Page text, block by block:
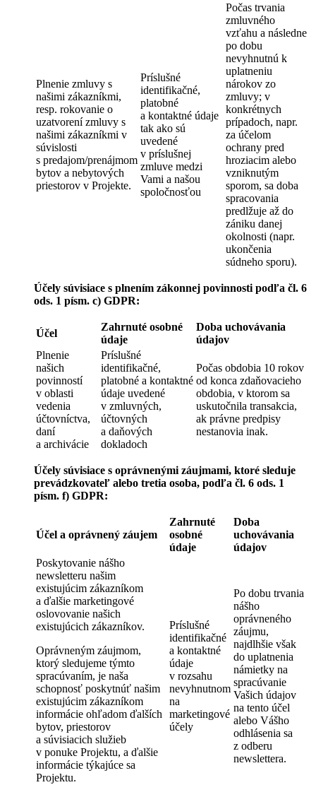
Plnenie zmluvy s
našimi zákazníkmi,
resp. rokovanie o
uzatvorení zmluvy s
našimi zákazníkmi v
súvislosti
s predajom/prenájmom
bytov a nebytových
priestorov v Projekte.
Príslušné
identifikačné,
platobné
a kontaktné údaje
tak ako sú
uvedené
v príslušnej
zmluve medzi
Vami a našou
spoločnosťou
Počas trvania
zmluvného
vzťahu a následne
po dobu
nevyhnutnú k
uplatneniu
nárokov zo
zmluvy; v
konkrétnych
prípadoch, napr.
za účelom
ochrany pred
hroziacim alebo
vzniknutým
sporom, sa doba
spracovania
predlžuje až do
zániku danej
okolnosti (napr.
ukončenia
súdneho sporu).
Účely súvisiace s plnením zákonnej povinnosti podľa čl. 6
ods. 1 písm. c) GDPR:
Účel
Zahrnuté osobné
údaje
Doba uchovávania
údajov
Plnenie
našich
povinností
v oblasti
vedenia
účtovníctva,
daní
a archivácie
Príslušné
identifikačné,
platobné a kontaktné
údaje uvedené
v zmluvných,
účtovných
a daňových
dokladoch
Počas obdobia 10 rokov
od konca zdaňovacieho
obdobia, v ktorom sa
uskutočnila transakcia,
ak právne predpisy
nestanovia inak.
Účely súvisiace s oprávnenými záujmami, ktoré sleduje
prevádzkovateľ alebo tretia osoba, podľa čl. 6 ods. 1
písm. f) GDPR:
Účel a oprávnený záujem
Zahrnuté
osobné
údaje
Doba
uchovávania
údajov
Poskytovanie nášho
newsletteru našim
existujúcim zákazníkom
a ďalšie marketingové
oslovovanie našich
existujúcich zákazníkov.
Oprávneným záujmom,
ktorý sledujeme týmto
spracúvaním, je naša
schopnosť poskytnúť našim
existujúcim zákazníkom
informácie ohľadom ďalších
bytov, priestorov
a súvisiacich služieb
v ponuke Projektu, a ďalšie
informácie týkajúce sa
Projektu.
Príslušné
identifikačné
a kontaktné
údaje
v rozsahu
nevyhnutnom
na
marketingové
účely
Po dobu trvania
nášho
oprávneného
záujmu,
najdlhšie však
do uplatnenia
námietky na
spracúvanie
Vašich údajov
na tento účel
alebo Vášho
odhlásenia sa
z odberu
newslettera.